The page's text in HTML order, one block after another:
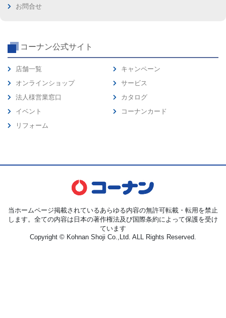
お問合せ
コーナン公式サイト
店舗一覧
オンラインショップ
法人様営業窓口
イベント
リフォーム
キャンペーン
サービス
カタログ
コーナンカード
当ホームページ掲載されているあらゆる内容の無許可転載・転用を禁止
します。全ての内容は日本の著作権法及び国際条約によって保護を受け
ています
Copyright © Kohnan Shoji Co.,Ltd. ALL Rights Reserved.